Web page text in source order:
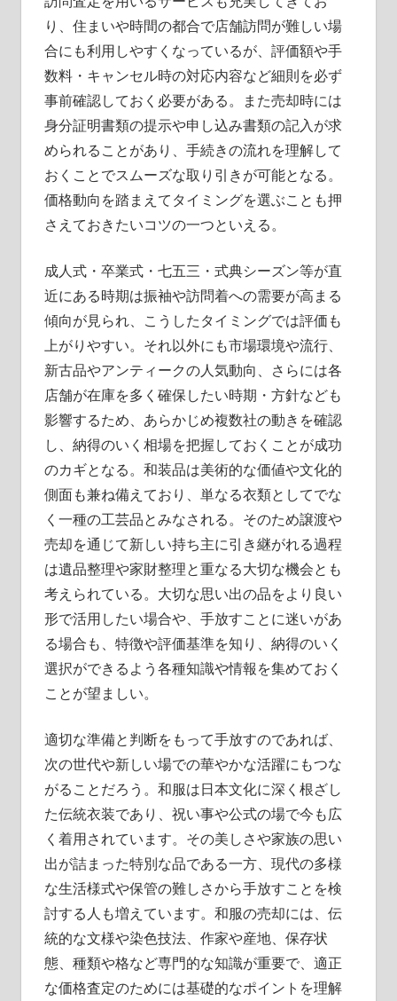
り、住まいや時間の都合で店舗訪問が難しい場
合にも利用しやすくなっているが、評価額や手
数料・キャンセル時の対応内容など細則を必ず
事前確認しておく必要がある。また売却時には
身分証明書類の提示や申し込み書類の記入が求
められることがあり、手続きの流れを理解して
おくことでスムーズな取り引きが可能となる。
価格動向を踏まえてタイミングを選ぶことも押
さえておきたいコツの一つといえる。
成人式・卒業式・七五三・式典シーズン等が直
近にある時期は振袖や訪問着への需要が高まる
傾向が見られ、こうしたタイミングでは評価も
上がりやすい。それ以外にも市場環境や流行、
新古品やアンティークの人気動向、さらには各
店舗が在庫を多く確保したい時期・方針なども
影響するため、あらかじめ複数社の動きを確認
し、納得のいく相場を把握しておくことが成功
のカギとなる。和装品は美術的な価値や文化的
側面も兼ね備えており、単なる衣類としてでな
く一種の工芸品とみなされる。そのため譲渡や
売却を通じて新しい持ち主に引き継がれる過程
は遺品整理や家財整理と重なる大切な機会とも
考えられている。大切な思い出の品をより良い
形で活用したい場合や、手放すことに迷いがあ
る場合も、特徴や評価基準を知り、納得のいく
選択ができるよう各種知識や情報を集めておく
ことが望ましい。
適切な準備と判断をもって手放すのであれば、
次の世代や新しい場での華やかな活躍にもつな
がることだろう。和服は日本文化に深く根ざし
た伝統衣装であり、祝い事や公式の場で今も広
く着用されています。その美しさや家族の思い
出が詰まった特別な品である一方、現代の多様
な生活様式や保管の難しさから手放すことを検
討する人も増えています。和服の売却には、伝
統的な文様や染色技法、作家や産地、保存状
態、種類や格など専門的な知識が重要で、適正
な価格査定のためには基礎的なポイントを理解